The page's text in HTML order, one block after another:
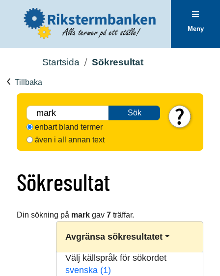
Meny
Startsida Sökresultat
Tillbaka
Sök
enbart bland termer
även i all annan text
Sökresultat
Din sökning på markgav 7träffar.
Avgränsa sökresultatet
Välj källspråk för sökordet
svenska (1)